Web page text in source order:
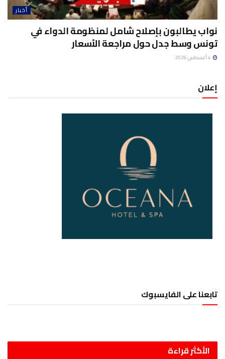
أخبار
نواب يطالبون بإصلاح شامل لمنظومة الدواء في
تونس وسط جدل حول مراجعة الأسعار
إعلان
تابعنا على الفايسبوك
الأكثر قراءة